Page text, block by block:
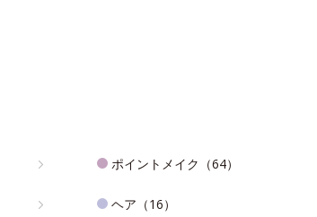
ポイントメイク（64）
ヘア（16）